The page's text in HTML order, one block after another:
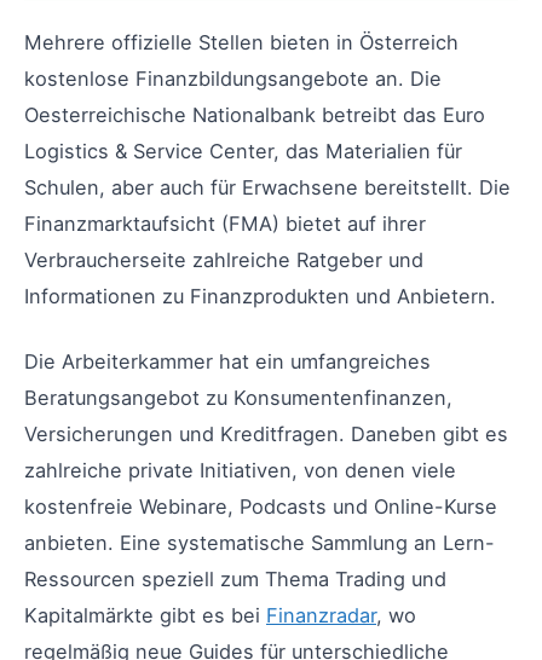
Mehrere offizielle Stellen bieten in Österreich
kostenlose Finanzbildungsangebote an. Die
Oesterreichische Nationalbank betreibt das Euro
Logistics & Service Center, das Materialien für
Schulen, aber auch für Erwachsene bereitstellt. Die
Finanzmarktaufsicht (FMA) bietet auf ihrer
Verbraucherseite zahlreiche Ratgeber und
Informationen zu Finanzprodukten und Anbietern.
Die Arbeiterkammer hat ein umfangreiches
Beratungsangebot zu Konsumentenfinanzen,
Versicherungen und Kreditfragen. Daneben gibt es
zahlreiche private Initiativen, von denen viele
kostenfreie Webinare, Podcasts und Online-Kurse
anbieten. Eine systematische Sammlung an Lern-
Ressourcen speziell zum Thema Trading und
Kapitalmärkte gibt es bei Finanzradar, wo
regelmäßig neue Guides für unterschiedliche